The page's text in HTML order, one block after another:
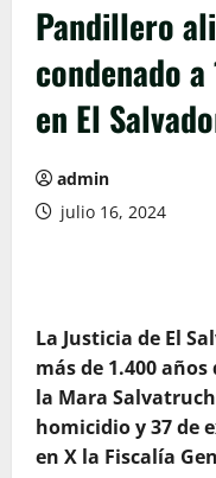
Pandillero
condenado
en El
admin
julio 16, 2024
La Justicia de El
más de 1.400
la Mara
homicidio y 37 de
en X la Fiscalía